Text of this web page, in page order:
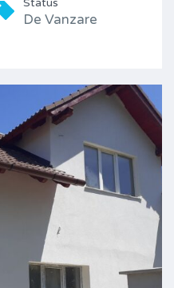
Status
De Vanzare